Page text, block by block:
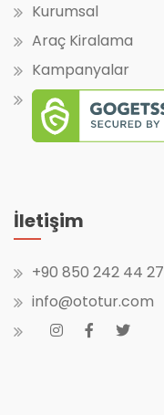
Kurumsal
Araç Kiralama
Kampanyalar
İletişim
+90 850 242 44 27
info@ototur.com